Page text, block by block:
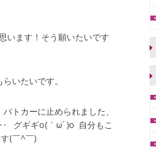
います！そう願いたいです
いたいです。
トカーに止められました、
グギギo(｀ω´ )o 自分もこ
(￣^￣)ゞ